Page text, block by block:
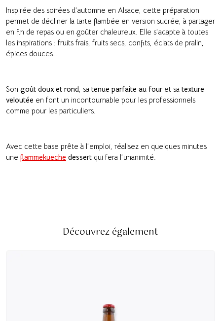
Inspirée des soirées d’automne en Alsace, cette préparation
permet de décliner la tarte flambée en version sucrée, à partager
en fin de repas ou en goûter chaleureux. Elle s’adapte à toutes
les inspirations : fruits frais, fruits secs, confits, éclats de pralin,
épices douces…
Son goût doux et rond, sa tenue parfaite au four et sa texture
veloutée en font un incontournable pour les professionnels
comme pour les particuliers.
Avec cette base prête à l’emploi, réalisez en quelques minutes
une flammekueche dessert qui fera l’unanimité.
Découvrez également